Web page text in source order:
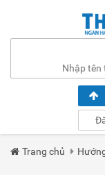
Trang chủ